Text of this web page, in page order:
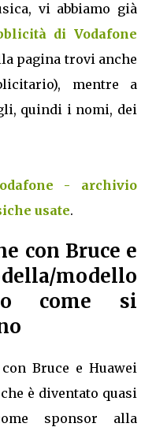
vi abbiamo già
di Vodafone
pagina trovi anche
mentre a
quindi i nomi, dei
- archivio
usate.
con Bruce e
modello
come si
Bruce e Huawei
è diventato quasi
sponsor alla